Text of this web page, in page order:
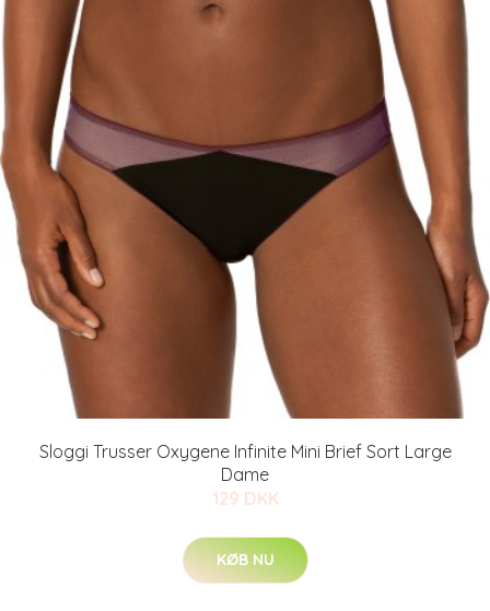
Sloggi Trusser Oxygene Infinite Mini Brief Sort Large
Dame
129 DKK
KØB NU